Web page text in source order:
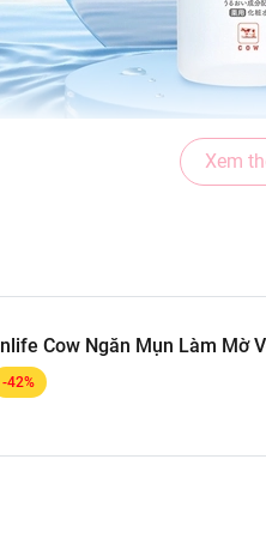
Xem
Cow Ngăn Mụn Làm Mờ
-42%